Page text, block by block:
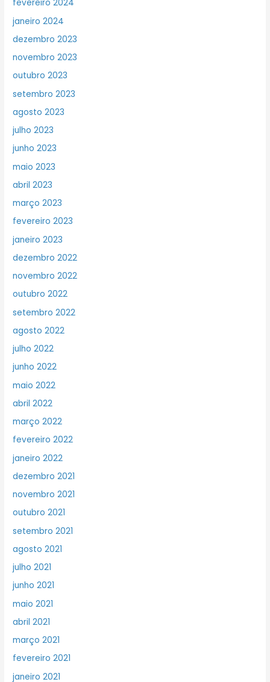
fevereiro 2024
janeiro 2024
dezembro 2023
novembro 2023
outubro 2023
setembro 2023
agosto 2023
julho 2023
junho 2023
maio 2023
abril 2023
março 2023
fevereiro 2023
janeiro 2023
dezembro 2022
novembro 2022
outubro 2022
setembro 2022
agosto 2022
julho 2022
junho 2022
maio 2022
abril 2022
março 2022
fevereiro 2022
janeiro 2022
dezembro 2021
novembro 2021
outubro 2021
setembro 2021
agosto 2021
julho 2021
junho 2021
maio 2021
abril 2021
março 2021
fevereiro 2021
janeiro 2021